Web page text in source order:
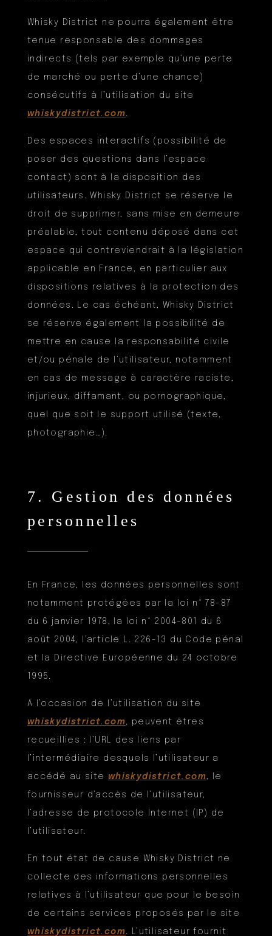
Whisky District ne pourra également être
tenue responsable des dommages
indirects (tels par exemple qu’une perte
de marché ou perte d’une chance)
consécutifs à l’utilisation du site
whiskydistrict.com.
Des espaces interactifs (possibilité de
poser des questions dans l’espace
contact) sont à la disposition des
utilisateurs. Whisky District se réserve le
droit de supprimer, sans mise en demeure
préalable, tout contenu déposé dans cet
espace qui contreviendrait à la législation
applicable en France, en particulier aux
dispositions relatives à la protection des
données. Le cas échéant, Whisky District
se réserve également la possibilité de
mettre en cause la responsabilité civile
et/ou pénale de l’utilisateur, notamment
en cas de message à caractère raciste,
injurieux, diffamant, ou pornographique,
quel que soit le support utilisé (texte,
photographie…).
7. Gestion des données
personnelles
En France, les données personnelles sont
notamment protégées par la loi n° 78-87
du 6 janvier 1978, la loi n° 2004-801 du 6
août 2004, l’article L. 226-13 du Code pénal
et la Directive Européenne du 24 octobre
1995.
A l’occasion de l’utilisation du site
whiskydistrict.com, peuvent êtres
recueillies : l’URL des liens par
l’intermédiaire desquels l’utilisateur a
accédé au site whiskydistrict.com, le
fournisseur d’accès de l’utilisateur,
l’adresse de protocole Internet (IP) de
l’utilisateur.
En tout état de cause Whisky District ne
collecte des informations personnelles
relatives à l’utilisateur que pour le besoin
de certains services proposés par le site
whiskydistrict.com. L’utilisateur fournit